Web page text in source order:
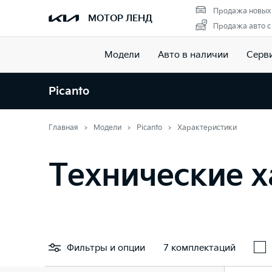
МОТОР ЛЕНД
Продажа новых
Продажа авто
Модели Авто в наличии
Picanto
Главная Модели Picanto Характеристики
Технические
Фильтры и опции 7 комплектаций